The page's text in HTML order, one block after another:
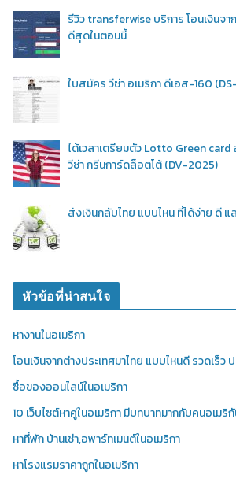
รีวิว transferwise บริการ โอนเงินจา
ดีสุดในตอนนี้
ใบสมัคร วีซ่า อเมริกา ดีเอส-160
ได้เวลาเตรียมตัว Lotto Green
วีซ่า กรีนการ์ดล็อตโต้ (DV-2025)
ส่งเงินกลับไทย แบบไหน ที่ได้ง่าย ดี แ
หัวข้อที่น่าสนใจ
หางานในอเมริกา
โอนเงินจากต่างประเทศมาไทย แบบไหนดี รวดเร็
ซื้อของออนไลน์ในอเมริกา
10 เว็บไซต์หาคู่ในอเมริกา มีบทบาทมากกับคนอเมริ
หาที่พัก บ้านเช่า,อพาร์ทเมนต์ในอเมริกา
หาโรงแรมราคาถูกในอเมริกา